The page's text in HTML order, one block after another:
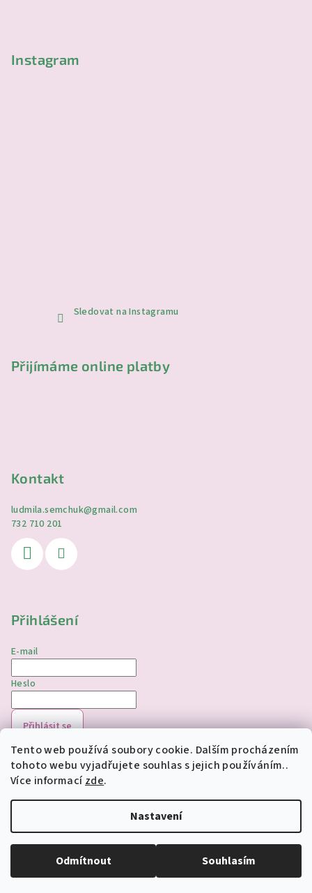
Tento web používá soubory cookie. Dalším procházením
tohoto webu vyjadřujete souhlas s jejich používáním..
Více informacízde.
Nastavení
Odmítnout Souhlasím
Instagram
Sledovat na Instagramu
Přijímáme online platby
Kontakt
ludmila.semchuk@gmail.com
732 710 201
Přihlášení
E-mail
Heslo
Přihlásit se
Nová registraceZapomenuté heslo
Copyright 2026jednorozciverivnas.cz. Všechna práva
Upravit nastavení cookies
Vytvořil Shoptet
Odstoupit od smlouvy